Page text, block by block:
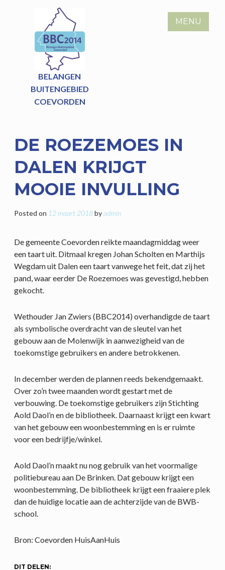
BELANGEN
BUITENGEBIED
COEVORDEN
MENU
DE ROEZEMOES IN
DALEN KRIJGT
MOOIE INVULLING
Posted on 12 maart 2018byadmin
De gemeente Coevorden reikte maandagmiddag weer
een taart uit. Ditmaal kregen Johan Scholten en Marthijs
Wegdam uit Dalen een taart vanwege het feit, dat zij het
pand, waar eerder De Roezemoes was gevestigd, hebben
gekocht.
Wethouder Jan Zwiers (BBC2014) overhandigde de taart
als symbolische overdracht van de sleutel van het
gebouw aan de Molenwijk in aanwezigheid van de
toekomstige gebruikers en andere betrokkenen.
In december werden de plannen reeds bekendgemaakt.
Over zo’n twee maanden wordt gestart met de
verbouwing. De toekomstige gebruikers zijn Stichting
Aold Daol’n en de bibliotheek. Daarnaast krijgt een kwart
van het gebouw een woonbestemming en is er ruimte
voor een bedrijfje/winkel.
Aold Daol’n maakt nu nog gebruik van het voormalige
politiebureau aan De Brinken. Dat gebouw krijgt een
woonbestemming. De bibliotheek krijgt een fraaiere plek
dan de huidige locatie aan de achterzijde van de BWB-
school.
Bron: Coevorden HuisAanHuis
DIT DELEN: